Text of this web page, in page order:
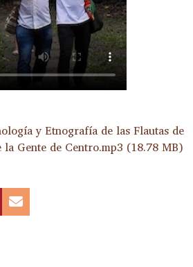
y Etnografía de las Flautas de
Gente de Centro.mp3 (18.78 MB)